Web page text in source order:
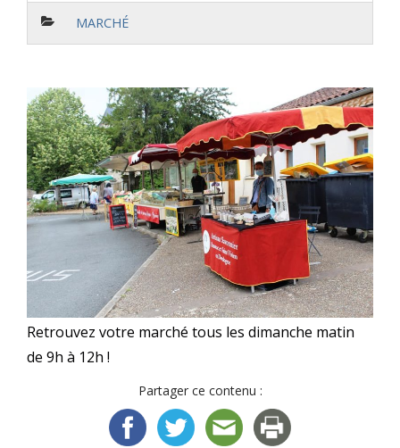
MARCHÉ
Retrouvez votre marché tous les dimanche matin
de 9h à 12h !
Partager ce contenu :